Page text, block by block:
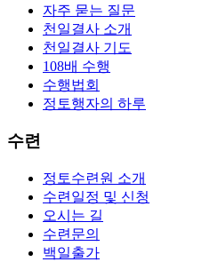
자주 묻는 질문
천일결사 소개
천일결사 기도
108배 수행
수행법회
정토행자의 하루
수련
정토수련원 소개
수련일정 및 신청
오시는 길
수련문의
백일출가